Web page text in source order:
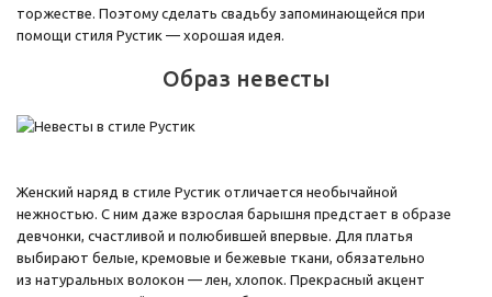
торжестве. Поэтому сделать свадьбу запоминающейся при
помощи стиля Рустик — хорошая идея.
Образ невесты
Женский наряд в стиле Рустик отличается необычайной
нежностью. С ним даже взрослая барышня предстает в образе
девчонки, счастливой и полюбившей впервые. Для платья
выбирают белые, кремовые и бежевые ткани, обязательно
из натуральных волокон — лен, хлопок. Прекрасный акцент